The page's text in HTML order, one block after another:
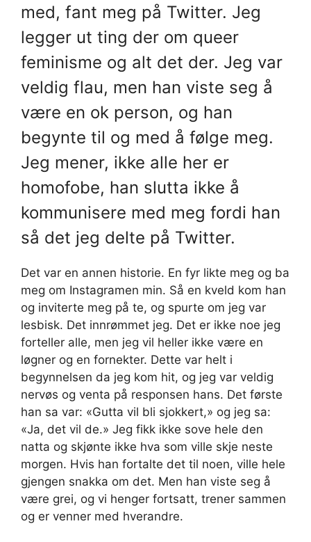
med, fant meg på Twitter. Jeg
legger ut ting der om queer
feminisme og alt det der. Jeg var
veldig flau, men han viste seg å
være en ok person, og han
begynte til og med å følge meg.
Jeg mener, ikke alle her er
homofobe, han slutta ikke å
kommunisere med meg fordi han
så det jeg delte på Twitter.
Det var en annen historie. En fyr likte meg og ba
meg om Instagramen min. Så en kveld kom han
og inviterte meg på te, og spurte om jeg var
lesbisk. Det innrømmet jeg. Det er ikke noe jeg
forteller alle, men jeg vil heller ikke være en
løgner og en fornekter. Dette var helt i
begynnelsen da jeg kom hit, og jeg var veldig
nervøs og venta på responsen hans. Det første
han sa var: «Gutta vil bli sjokkert,» og jeg sa:
«Ja, det vil de.» Jeg fikk ikke sove hele den
natta og skjønte ikke hva som ville skje neste
morgen. Hvis han fortalte det til noen, ville hele
gjengen snakka om det. Men han viste seg å
være grei, og vi henger fortsatt, trener sammen
og er venner med hverandre.